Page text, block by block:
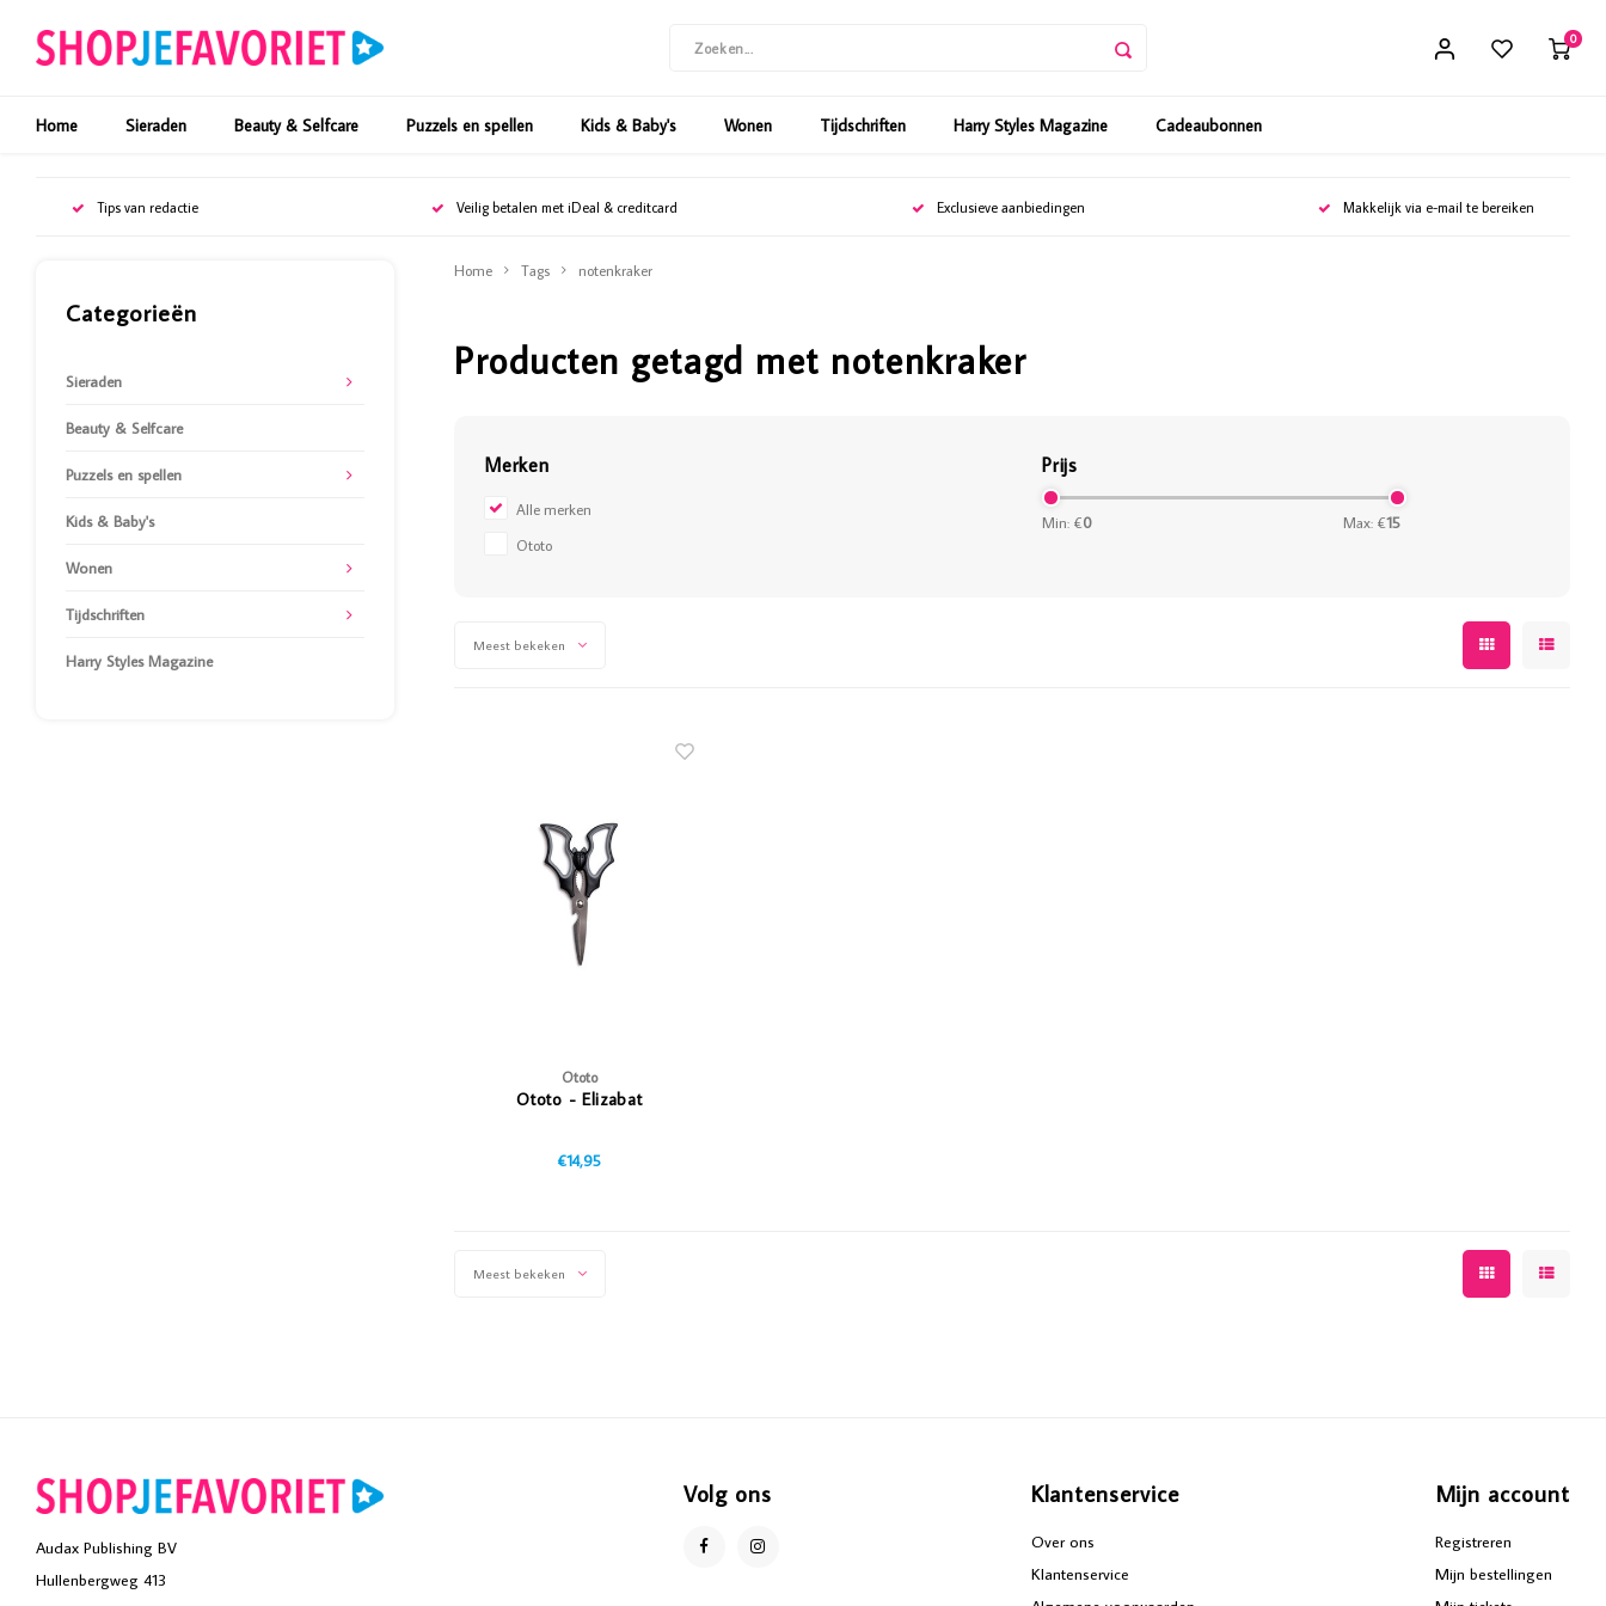
0
Home Sieraden Beauty & Selfcare Puzzels en spellen Kids & Baby's Wonen Tijdschriften Harry Styles Magazine Cadeaubonnen
Tips van redactie Veilig betalen met iDeal & creditcard Exclusieve aanbiedingen Makkelijk via e-mail te bereiken
Categorieën
Sieraden
Beauty & Selfcare
Puzzels en spellen
Kids & Baby's
Wonen
Tijdschriften
Harry Styles Magazine
Home Tags notenkraker
Producten getagd met notenkraker
Merken
Alle merken
Ototo
Prijs
Min: €0 Max: €15
Meest bekeken
Ototo
Ototo - Elizabat
€14,95
Meest bekeken
Audax Publishing BV
Hullenbergweg 413
Volg ons Klantenservice
Over ons
Klantenservice
Mijn account
Registreren
Mijn bestellingen